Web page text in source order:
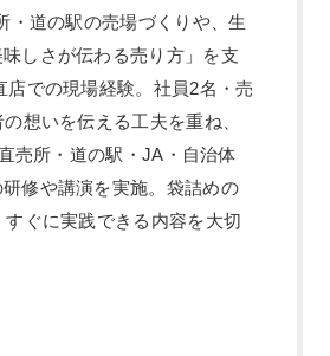
・道の駅の売場づくりや、生
しさが伝わる売り方」を支
での現場経験。社員2名・売
想いを伝える工夫を重ね、
売所・道の駅・JA・自治体
修や講演を実施。袋詰めの
ぐに実践できる内容を大切